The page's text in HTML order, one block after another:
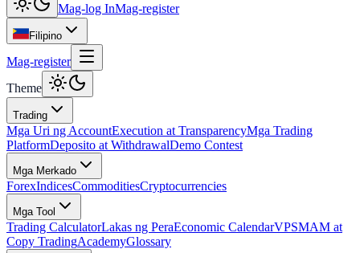
Mag-log InMag-register
Filipino
Mag-register
Theme
Trading
Mga Uri ng AccountExecution at TransparencyMga Trading
PlatformDeposito at WithdrawalDemo Contest
Mga Merkado
ForexIndicesCommoditiesCryptocurrencies
Mga Tool
Trading CalculatorLakas ng PeraEconomic CalendarVPSMAM at
Copy TradingAcademyGlossary